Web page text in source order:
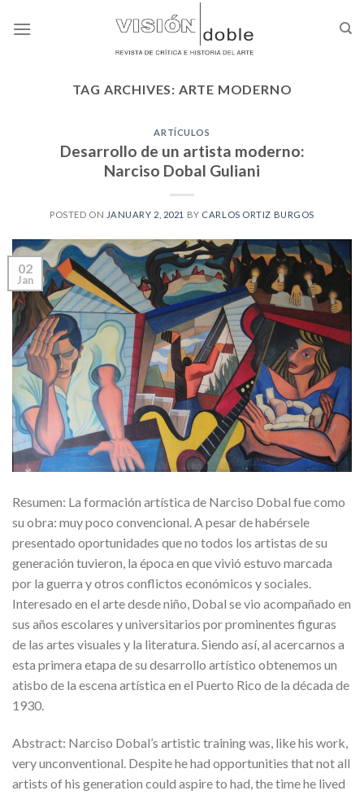
TAG ARCHIVES: ARTE MODERNO
ARTÍCULOS
Desarrollo de un artista moderno:
Narciso Dobal Guliani
POSTED ON JANUARY 2, 2021 BY CARLOS ORTIZ BURGOS
02
Jan
Resumen: La formación artística de Narciso Dobal fue como
su obra: muy poco convencional. A pesar de habérsele
presentado oportunidades que no todos los artistas de su
generación tuvieron, la época en que vivió estuvo marcada
por la guerra y otros conflictos económicos y sociales.
Interesado en el arte desde niño, Dobal se vio acompañado en
sus años escolares y universitarios por prominentes figuras
de las artes visuales y la literatura. Siendo así, al acercarnos a
esta primera etapa de su desarrollo artístico obtenemos un
atisbo de la escena artística en el Puerto Rico de la década de
1930.
Abstract: Narciso Dobal’s artistic training was, like his work,
very unconventional. Despite he had opportunities that not all
artists of his generation could aspire to had, the time he lived